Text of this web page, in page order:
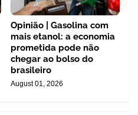
Opinião | Gasolina com
mais etanol: a economia
prometida pode não
chegar ao bolso do
brasileiro
August 01, 2026